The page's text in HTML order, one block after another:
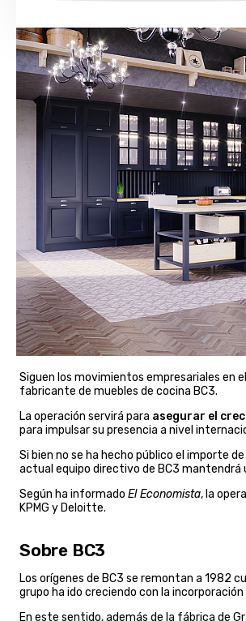
Siguen los movimientos empresariales en
fabricante de muebles de cocina BC3.
La operación servirá para asegurar el
para impulsar su presencia a nivel
Si bien no se ha hecho público el importe
actual equipo directivo de BC3 mantendrá
Según ha informado El Economista, la
KPMG y Deloitte.
Sobre BC3
Los orígenes de BC3 se remontan a 1982
grupo ha ido creciendo con la
En este sentido, además de la fábrica de